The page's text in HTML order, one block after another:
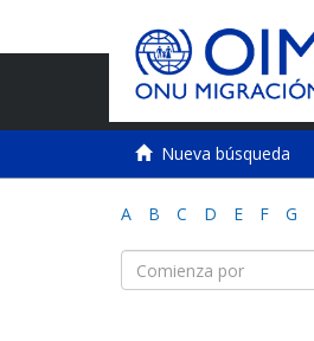
Nueva búsqueda
A B C D E F G